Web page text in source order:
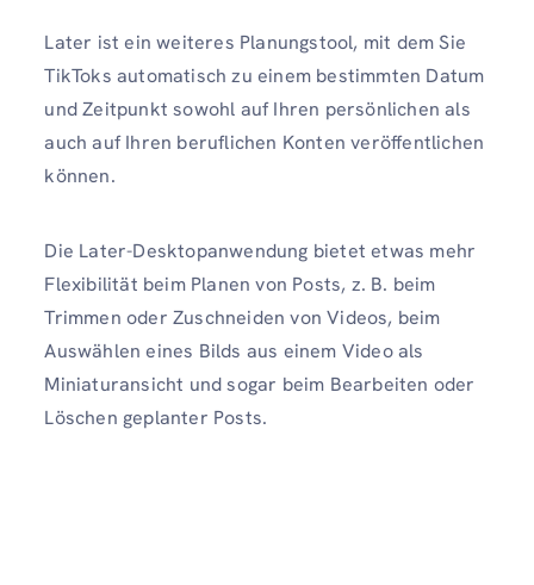
Later ist ein weiteres Planungstool, mit dem Sie
TikToks automatisch zu einem bestimmten Datum
und Zeitpunkt sowohl auf Ihren persönlichen als
auch auf Ihren beruflichen Konten veröffentlichen
können.
Die Later-Desktopanwendung bietet etwas mehr
Flexibilität beim Planen von Posts, z. B. beim
Trimmen oder Zuschneiden von Videos, beim
Auswählen eines Bilds aus einem Video als
Miniaturansicht und sogar beim Bearbeiten oder
Löschen geplanter Posts.